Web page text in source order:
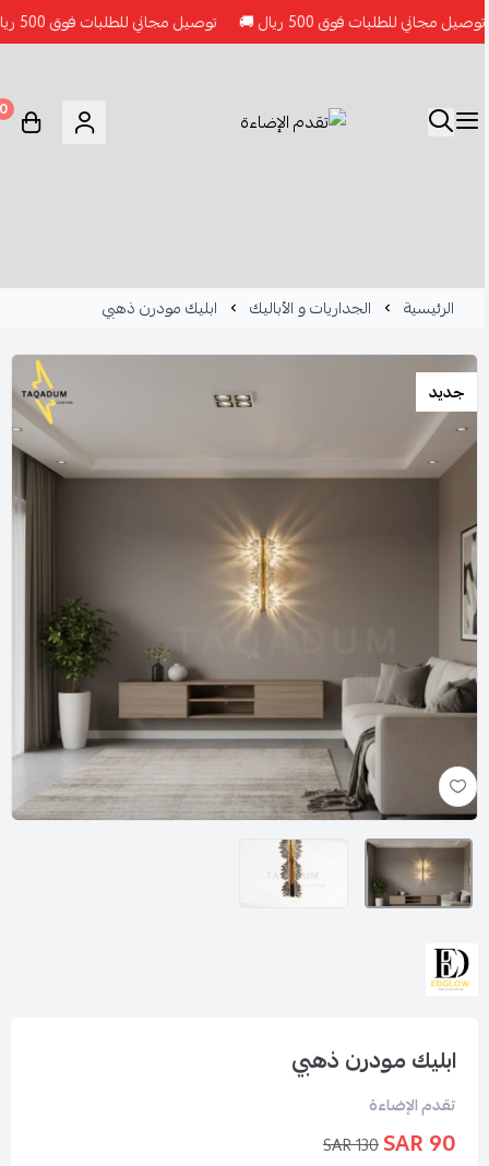
مجاني للطلبات فوق 500 ريال 🚚 توصيل مجاني للطلبات فوق 500 ريال 🚚
0
الرئيسية الجداريات و الأباليك ابليك مودرن ذهبي
جديد
ابليك مودرن ذهبي
تقدم الإضاءة
90 SAR
130 SAR